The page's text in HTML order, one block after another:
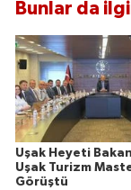
Bunlar da
Uşak Heyeti
Uşak Turizm
Görüştü